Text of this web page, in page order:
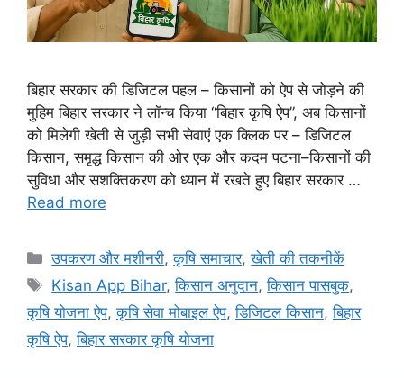
बिहार सरकार की डिजिटल पहल – किसानों को ऐप से जोड़ने की
मुहिम बिहार सरकार ने लॉन्च किया “बिहार कृषि ऐप”, अब किसानों
को मिलेगी खेती से जुड़ी सभी सेवाएं एक क्लिक पर – डिजिटल
किसान, समृद्ध किसान की ओर एक और कदम पटना–किसानों की
सुविधा और सशक्तिकरण को ध्यान में रखते हुए बिहार सरकार …
Read more
उपकरण और मशीनरी,कृषि समाचार,खेती की तकनीकें
Kisan App Bihar,किसान अनुदान,किसान पासबुक,
कृषि योजना ऐप,कृषि सेवा मोबाइल ऐप,डिजिटल किसान,बिहार
कृषि ऐप,बिहार सरकार कृषि योजना